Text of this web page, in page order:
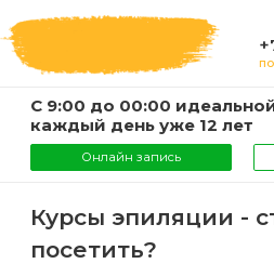
С 9:00 до 00:00
каждый день уже 12 лет
Онлайн запись
ГЛАВНАЯ
Курсы эпиляции -
посетить?